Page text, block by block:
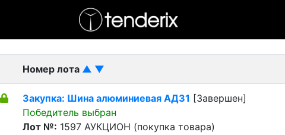
- Завершенный лот
Номер лота ▲ ▼
Закупка: Шина алюминиевая АД31 [Завершен]
Победитель выбран
Лот №: 1597 АУКЦИОН (покупка товара)